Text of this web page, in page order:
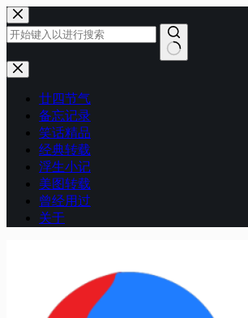
跳
至
内
容
无
廿四节气
备忘记录
笑话精品
经典转载
浮生小记
美图转载
曾经用过
关于